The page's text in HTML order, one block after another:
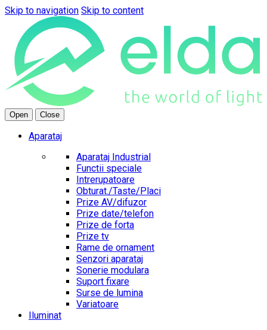
Skip to navigation Skip to content
Open Close
Aparataj
Aparataj Industrial
Functii speciale
Intrerupatoare
Obturat./Taste/Placi
Prize AV/difuzor
Prize date/telefon
Prize de forta
Prize tv
Rame de ornament
Senzori aparataj
Sonerie modulara
Suport fixare
Surse de lumina
Variatoare
Iluminat